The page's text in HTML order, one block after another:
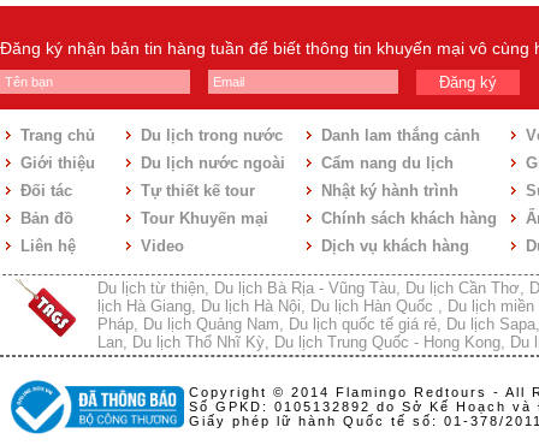
Đăng ký nhận bản tin hàng tuần để biết thông tin khuyến mại vô cùng
Đăng ký
Trang chủ
Giới thiệu
Đối tác
Bản đồ
Liên hệ
Du lịch trong nước
Du lịch nước ngoài
Tự thiết kế tour
Tour Khuyến mại
Video
Danh lam thắng cảnh
Cẩm nang du lịch
Nhật ký hành trình
Chính sách khách hàng
Dịch vụ khách hàng
Du lịch từ thiện, Du lịch Bà Rịa - Vũng Tàu, Du lịch Cần Thơ,
lịch Hà Giang, Du lịch Hà Nội, Du lịch Hàn Quốc , Du lịch miền
Pháp, Du lịch Quảng Nam, Du lịch quốc tế giá rẻ, Du lịch Sapa
Lan, Du lịch Thổ Nhĩ Kỳ, Du lịch Trung Quốc - Hong Kong, Du
Copyright © 2014 Flamingo Redtours - All
Số GPKD: 0105132892 do Sở Kế Hoạch
Giấy phép lữ hành Quốc tế số: 01-378/